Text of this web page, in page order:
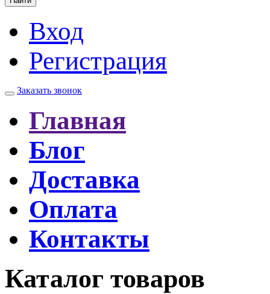
Вход
Регистрация
Заказать звонок
Главная
Блог
Доставка
Оплата
Контакты
Каталог товаров